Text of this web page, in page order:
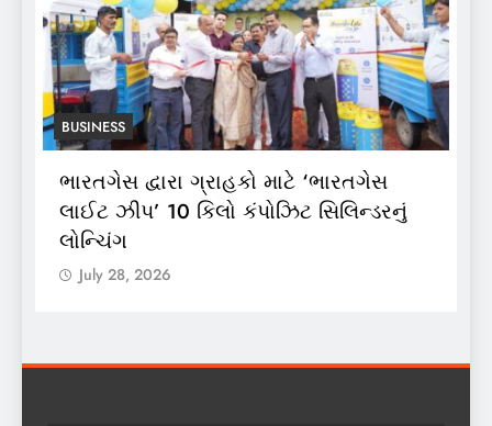
BUSINESS
ભારતગેસ દ્વારા ગ્રાહકો માટે ‘ભારતગેસ
લાઈટ ઝીપ’ 10 કિલો કંપોઝિટ સિલિન્ડરનું
લોન્ચિંગ
July 28, 2026